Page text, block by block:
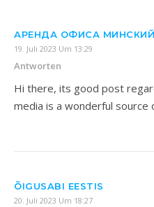
АРЕНДА ОФИСА
19. Juli 2023 Um 13:29
Antworten
Hi there, its good post
media is a wonderful source
ÕIGUSABI EESTIS
20. Juli 2023 Um 18:27